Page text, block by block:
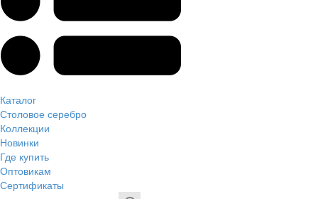
Каталог
Столовое серебро
Коллекции
Новинки
Где купить
Оптовикам
Сертификаты